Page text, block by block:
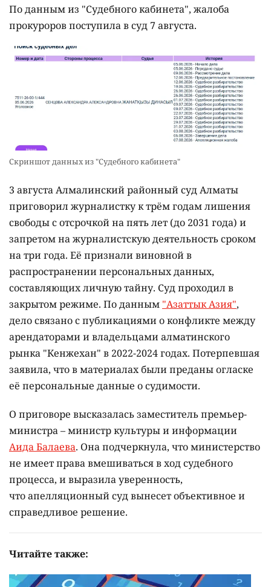
По данным из "Судебного кабинета", жалоба
прокуроров поступила в суд 7 августа.
Скриншот данных из "Судебного кабинета"
3 августа Алмалинский районный суд Алматы
приговорил журналистку к трём годам лишения
свободы с отсрочкой на пять лет (до 2031 года) и
запретом на журналистскую деятельность сроком
на три года. Её признали виновной в
распространении персональных данных,
составляющих личную тайну. Суд проходил в
закрытом режиме. По данным "Азаттык Азия",
дело связано с публикациями о конфликте между
арендаторами и владельцами алматинского
рынка "Кенжехан" в 2022-2024 годах. Потерпевшая
заявила, что в материалах были преданы огласке
её персональные данные о судимости.
О приговоре высказалась заместитель премьер-
министра – министр культуры и информации
Аида Балаева. Она подчеркнула, что министерство
не имеет права вмешиваться в ход судебного
процесса, и выразила уверенность,
что апелляционный суд вынесет объективное и
справедливое решение.
Читайте также: